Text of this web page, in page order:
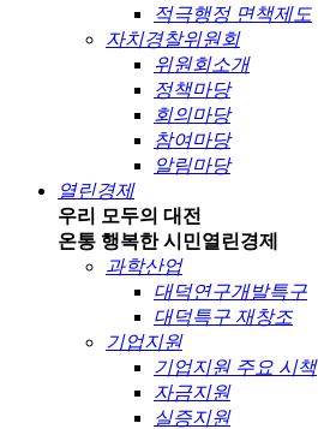
적극행정 면책제도
자치경찰위원회
위원회소개
정책마당
회의마당
참여마당
알림마당
열린경제
우리 모두의 대전
온통 행복한 시민열린경제
과학산업
대덕연구개발특구
대덕특구 재창조
기업지원
기업지원 주요 시책
자금지원
실증지원